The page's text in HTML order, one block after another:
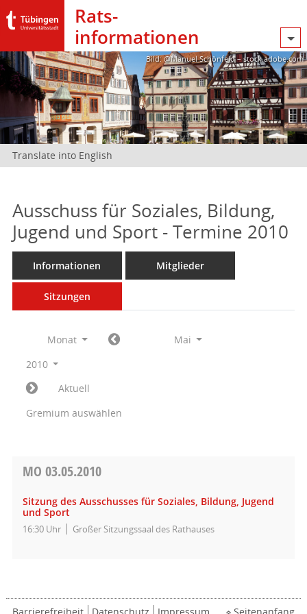
Rats­
informationen
Bild: @Manuel Schönfeld – stock.adobe.com
Translate into English
Ausschuss für Soziales, Bildung,
Jugend und Sport - Termine 2010
Informationen Mitglieder
Sitzungen
Monat
Mai
2010
Aktuell
Gremium auswählen
MO 03.05.2010
Sitzung des Ausschusses für Soziales, Bildung, Jugend
und Sport
16:30 Uhr Großer Sitzungssaal des Rathauses